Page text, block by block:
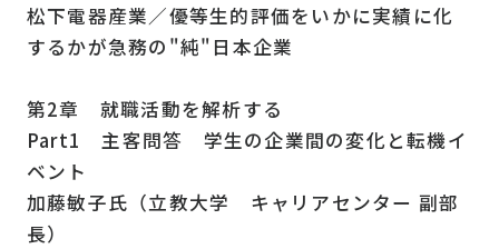
松下電器産業／優等生的評価をいかに実績に化
するかが急務の"純"日本企業
第2章 就職活動を解析する
Part1 主客問答 学生の企業間の変化と転機イ
ベント
加藤敏子氏（立教大学 キャリアセンター 副部
長）